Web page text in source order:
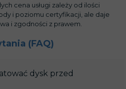
cena usługi zależy od ilości
i poziomu certyfikacji, ale daje
i zgodności z prawem.
(FAQ)
dysk przed